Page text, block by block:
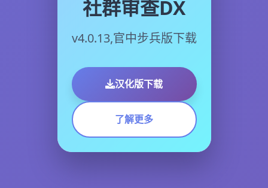
社群审查DX
v4.0.13,官中步兵版下载
汉化版下载
了解更多